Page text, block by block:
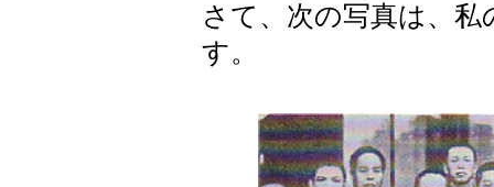
さて、次の写真は、
す。